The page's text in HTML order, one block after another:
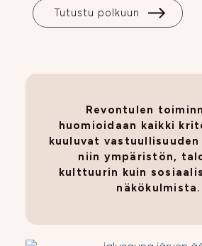
Tutustu polkuun
Revontulen
huomioidaan kaikki
kuuluvat
niin ympäristön,
kulttuurin kuin
näkökulmista.